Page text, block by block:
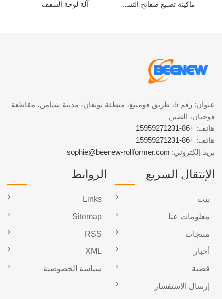
آلة لوحة السقف ماكينة تصنيع صفائح التسقيف
عنوان: رقم 5، طريق فومينغ، منطقة تونغان، مدينة شيامن، مقاطعة
فوجيان، الصين
هاتف: +86-15959271231
هاتف: +86-15959271231
بريد إلكتروني: sophie@beenew-rollformer.com
الإنتقال السريع
بيت
معلومات عنا
منتجات
أخبار
قضية
إرسال الاستفسار
الروابط
Links
Sitemap
RSS
XML
سياسة الخصوصية